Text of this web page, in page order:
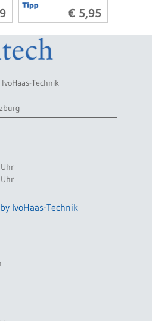
€ 5,95
Technik
IvoHaas-Technik